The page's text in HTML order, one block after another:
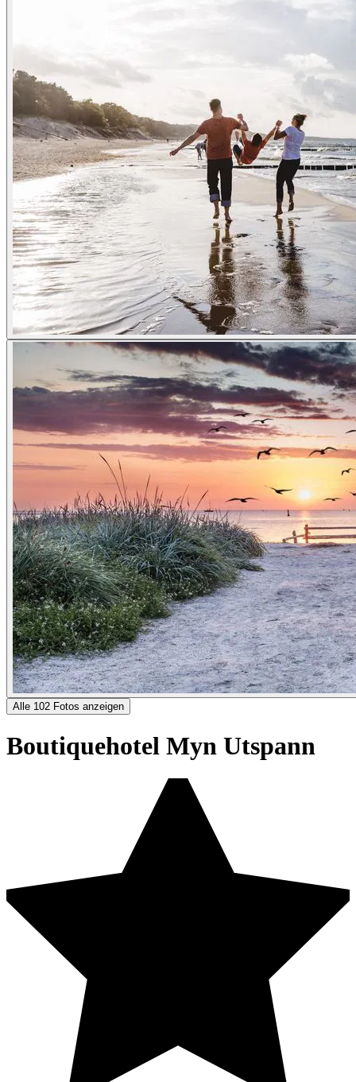
Alle 102 Fotos anzeigen
Boutiquehotel Myn Utspann